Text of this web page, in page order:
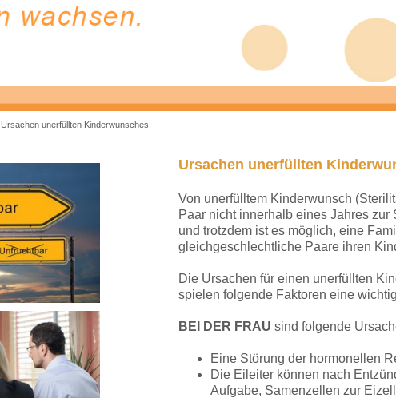
Ursachen unerfüllten Kinderwunsches
Ursachen unerfüllten
Von unerfülltem Kinderwunsch
Paar nicht innerhalb eines Jahres zur
und trotzdem ist es möglich, eine
gleichgeschlechtliche Paare ihren
Die Ursachen für einen unerfüllten
spielen folgende Faktoren eine
BEI DER FRAU sind folgende
Eine Störung der hormonellen
Die Eileiter können nach
Aufgabe, Samenzellen zur